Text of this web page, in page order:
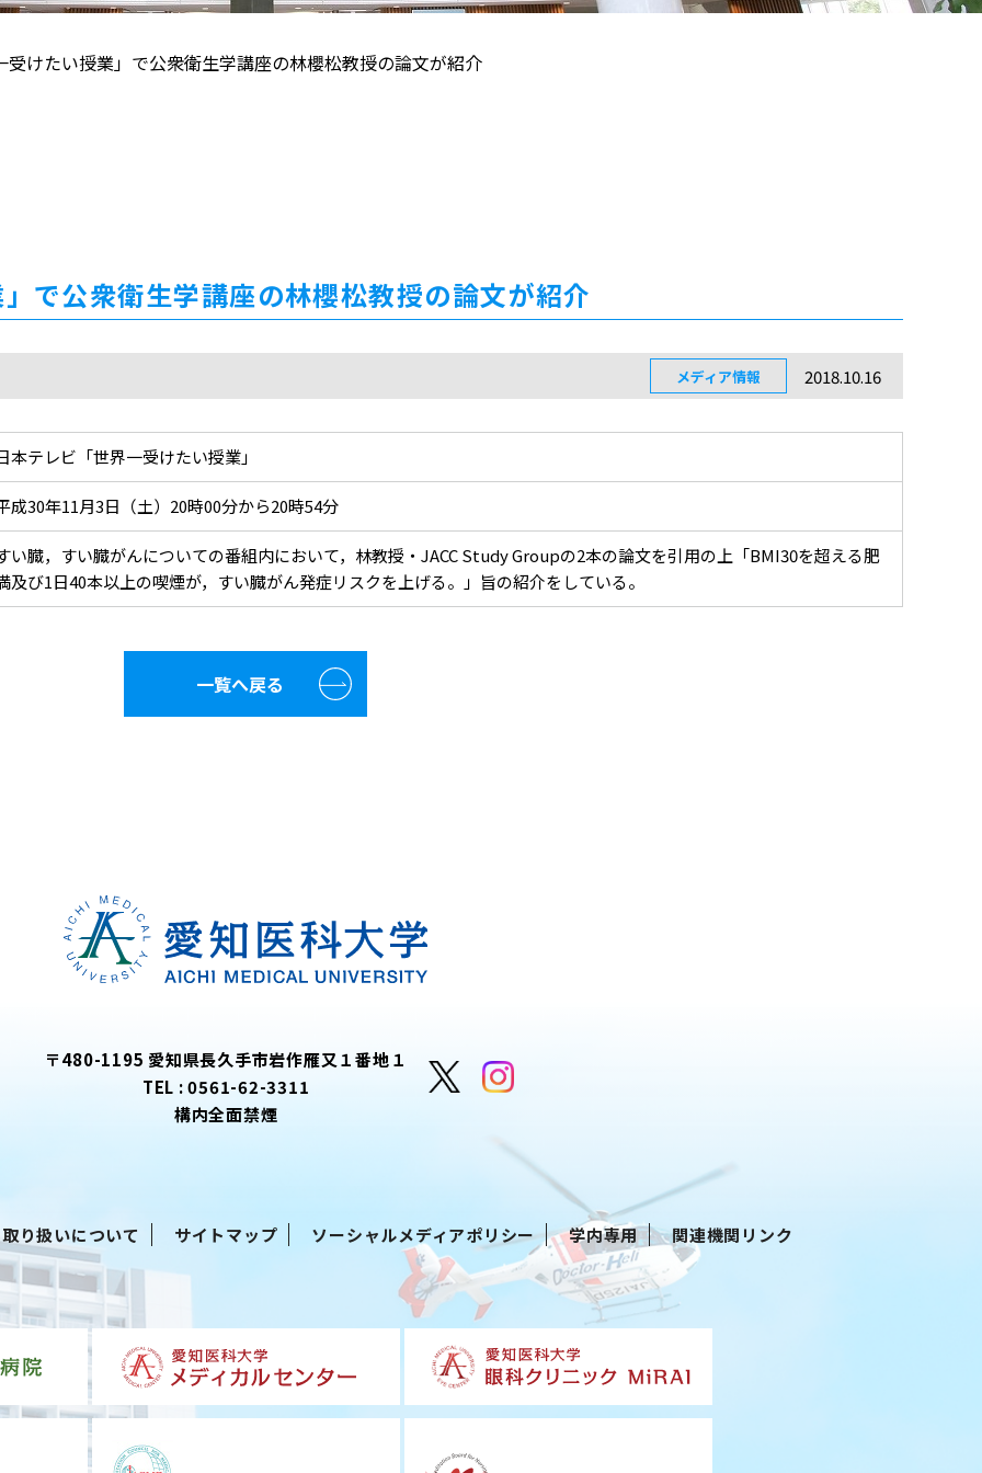
受けたい授業」で公衆衛生学講座の林櫻松教授の論文が紹介
で公衆衛生学講座の林櫻松教授の論文が紹介
メディア情報 2018.10.16
本テレビ「世界一受けたい授業」
成30年11月3日（土）20時00分から20時54分
い臓，すい臓がんについての番組内において，林教授・JACC Study Groupの2本の論文を引用の上「BMI30を超える肥
及び1日40本以上の喫煙が，すい臓がん発症リスクを上げる。」旨の紹介をしている。
一覧へ戻る
〒480-1195 愛知県長久手市岩作雁又１番地１
TEL :0561-62-3311
構内全面禁煙
り扱いについて サイトマップ ソーシャルメディアポリシー 学内専用 関連機関リンク